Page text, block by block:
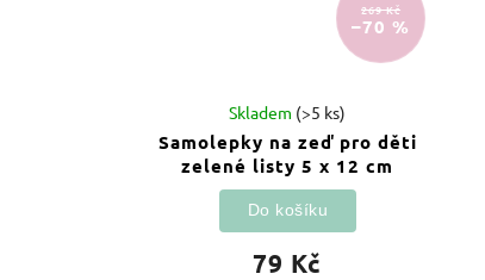
269 Kč
–70 %
Samolepky na zeď pro děti
zelené listy 5 x 12 cm
Skladem (>5 ks)
79 Kč
Do košíku